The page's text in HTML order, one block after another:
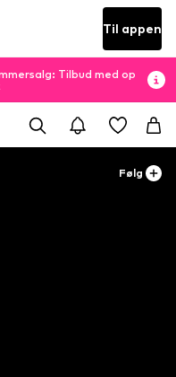
Til appen
Tilbud med op
Følg